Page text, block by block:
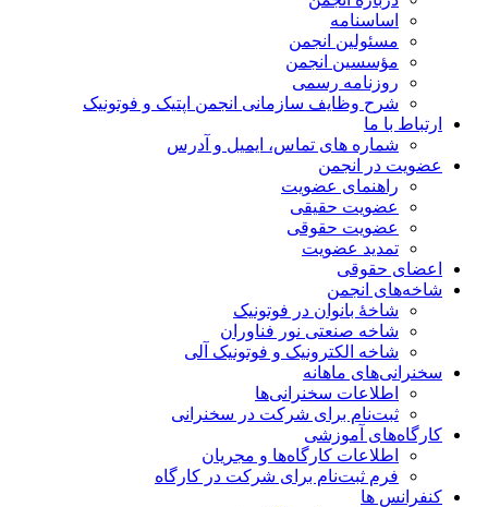
اساسنامه
مسئولین انجمن
مؤسسین انجمن
روزنامه رسمی
شرح وظایف سازمانی انجمن اپتیک و فوتونیک
ارتباط با ما
شماره های تماس، ایمیل و آدرس
عضویت در انجمن
راهنمای عضویت
عضویت حقیقی
عضویت حقوقی
تمدید عضویت
اعضای حقوقی
شاخه‌های انجمن
شاخۀ بانوان در فوتونیک
شاخه صنعتی نور فناوران
شاخه‌ الکترونیک و فوتونیک آلی
سخنرانی‌های ماهانه
اطلاعات سخنرانی‌‌ها
ثبت‌نام برای شرکت در سخنرانی
کارگاه‌های آموزشی
اطلاعات کارگاه‌ها و مجریان
فرم ثبت‌نام برای شرکت در کارگاه
کنفرانس ها